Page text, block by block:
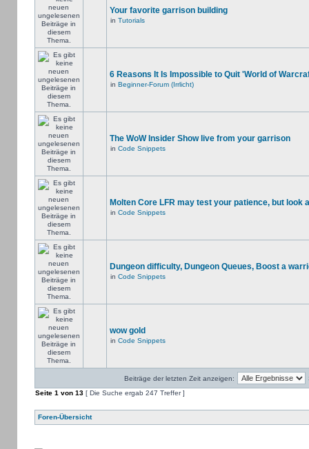
Your favorite garrison building
in Tutorials
6 Reasons It Is Impossible to Quit 'World of
in Beginner-Forum (Irrlicht)
The WoW Insider Show live from your garrison
in Code Snippets
Molten Core LFR may test your patience, but look
in Code Snippets
Dungeon difficulty, Dungeon Queues, Boost a
in Code Snippets
wow gold
in Code Snippets
Beiträge der letzten Zeit anzeigen:
Seite 1 von 13[ Die Suche ergab 247 Treffer ]
Foren-Übersicht